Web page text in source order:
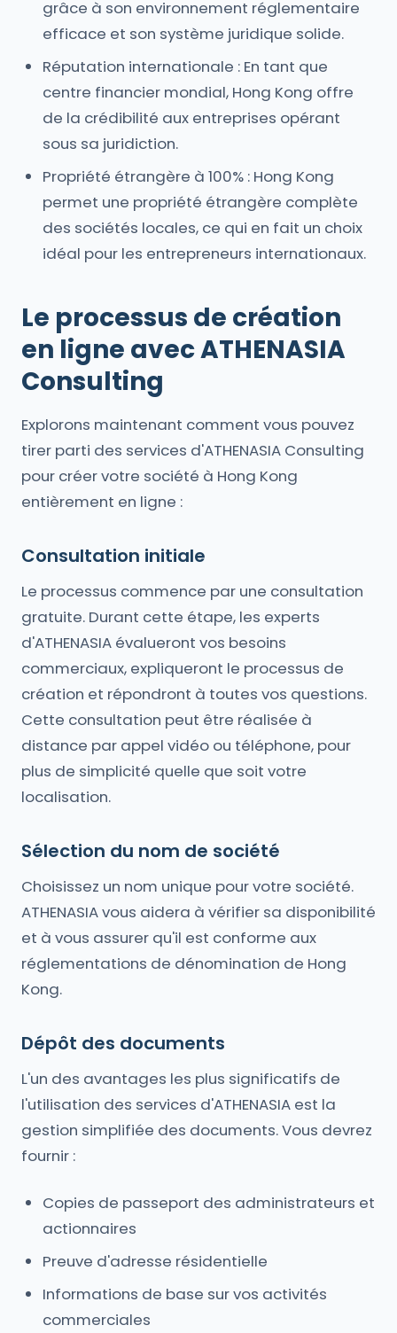
grâce à son environnement réglementaire
efficace et son système juridique solide.
Réputation internationale : En tant que
centre financier mondial, Hong Kong offre
de la crédibilité aux entreprises opérant
sous sa juridiction.
Propriété étrangère à 100% : Hong Kong
permet une propriété étrangère complète
des sociétés locales, ce qui en fait un choix
idéal pour les entrepreneurs internationaux.
Le processus de création
en ligne avec ATHENASIA
Consulting
Explorons maintenant comment vous pouvez
tirer parti des services d'ATHENASIA Consulting
pour créer votre société à Hong Kong
entièrement en ligne :
Consultation initiale
Le processus commence par une consultation
gratuite. Durant cette étape, les experts
d'ATHENASIA évalueront vos besoins
commerciaux, expliqueront le processus de
création et répondront à toutes vos questions.
Cette consultation peut être réalisée à
distance par appel vidéo ou téléphone, pour
plus de simplicité quelle que soit votre
localisation.
Sélection du nom de société
Choisissez un nom unique pour votre société.
ATHENASIA vous aidera à vérifier sa disponibilité
et à vous assurer qu'il est conforme aux
réglementations de dénomination de Hong
Kong.
Dépôt des documents
L'un des avantages les plus significatifs de
l'utilisation des services d'ATHENASIA est la
gestion simplifiée des documents. Vous devrez
fournir :
Copies de passeport des administrateurs et
actionnaires
Preuve d'adresse résidentielle
Informations de base sur vos activités
commerciales